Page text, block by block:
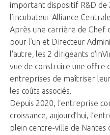
important dispositif R&D de
l’incubateur Alliance
Après une carrière de Chef
pour l'un et Directeur
l'autre, les 2 dirigeants
vue de construire une offre
entreprises de maîtriser
les coûts associés.
Depuis 2020, l’entreprise
croissance, aujourd’hui,
plein centre-ville de Nantes